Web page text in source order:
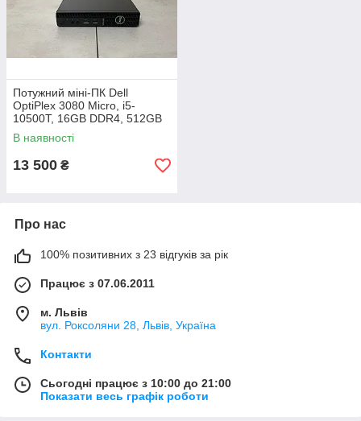
Потужний міні-ПК Dell
OptiPlex 3080 Micro, i5-
10500T, 16GB DDR4, 512GB
SSD + 500GB HDD
В наявності
13 500 ₴
Про нас
100% позитивних з 23 відгуків за рік
Працює з 07.06.2011
м. Львів
вул. Роксоляни 28, Львів, Україна
Контакти
Сьогодні працює з 10:00 до 21:00
Показати весь графік роботи